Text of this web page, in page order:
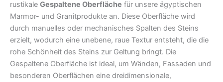
rustikale Gespaltene Oberfläche für unsere ägyptischen
Marmor- und Granitprodukte an. Diese Oberfläche wird
durch manuelles oder mechanisches Spalten des Steins
erzielt, wodurch eine unebene, raue Textur entsteht, die die
rohe Schönheit des Steins zur Geltung bringt. Die
Gespaltene Oberfläche ist ideal, um Wänden, Fassaden und
besonderen Oberflächen eine dreidimensionale,